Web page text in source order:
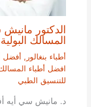
الدكتور
المسالك البولية
أطباء بنغالور , أفضل
افضل أطباء المسالك
للتنسيق الطبي
د. مانيش سي أيه